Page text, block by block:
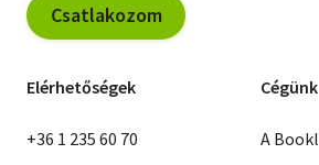
Csatlakozom
Elérhetőségek
+36 1 235 60 70
Cégünk
A